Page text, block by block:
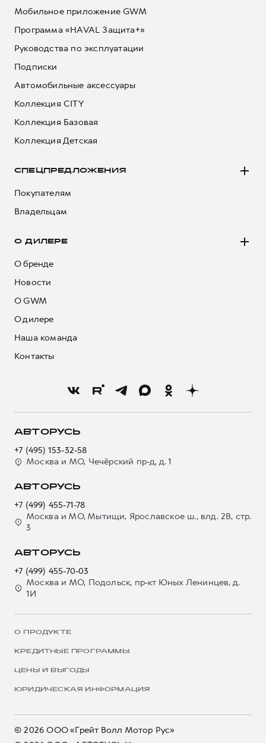
Мобильное приложение GWM
Программа «HAVAL Защита+»
Руководства по эксплуатации
Подписки
Автомобильные аксессуары
Коллекция CITY
Коллекция Базовая
Коллекция Детская
СПЕЦПРЕДЛОЖЕНИЯ
Покупателям
Владельцам
О ДИЛЕРЕ
О бренде
Новости
О GWM
О дилере
Наша команда
Контакты
АВТОРУСЬ
+7 (495) 153-32-58
Москва и МО, Чечёрский пр-д, д. 1
АВТОРУСЬ
+7 (499) 455-71-78
Москва и МО, Мытищи, Ярославское ш., влд. 2В, стр.
3
АВТОРУСЬ
+7 (499) 455-70-03
Москва и МО, Подольск, пр-кт Юных Ленинцев, д.
1И
О ПРОДУКТЕ
КРЕДИТНЫЕ ПРОГРАММЫ
ЦЕНЫ И ВЫГОДЫ
ЮРИДИЧЕСКАЯ ИНФОРМАЦИЯ
© 2026 ООО «Грейт Волл Мотор Рус»